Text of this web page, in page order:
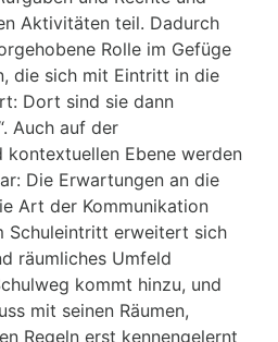
Aktivitäten teil. Dadurch
Rolle im Gefüge
die sich mit Eintritt in die
Dort sind sie dann
Auch auf der
kontextuellen Ebene werden
Die Erwartungen an die
Art der Kommunikation
Schuleintritt erweitert sich
räumliches Umfeld
kommt hinzu, und
mit seinen Räumen,
Regeln erst kennengelernt